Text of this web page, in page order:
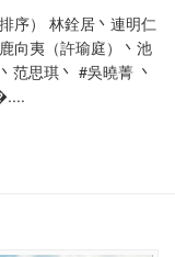
序） 林銓居丶連明仁
向夷（許瑜庭）丶池
范思琪丶 #吳曉菁 丶